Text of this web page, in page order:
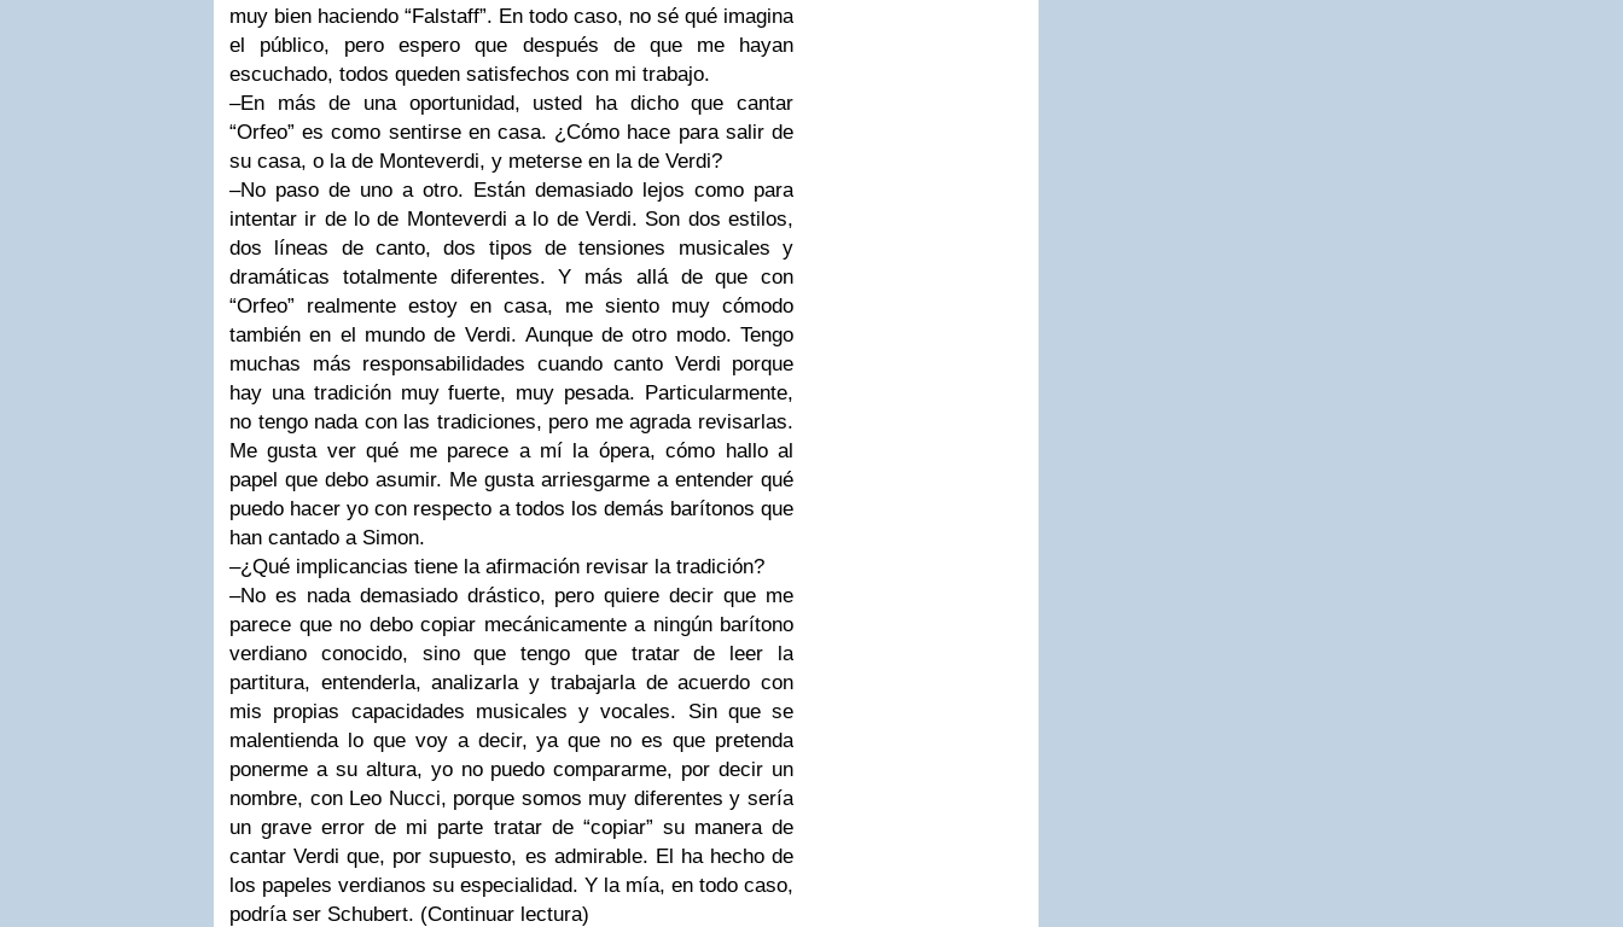
muy bien haciendo “Falstaff”. En todo caso, no sé qué imagina
el público, pero espero que después de que me hayan
escuchado, todos queden satisfechos con mi trabajo.
–En más de una oportunidad, usted ha dicho que cantar
“Orfeo” es como sentirse en casa. ¿Cómo hace para salir de
su casa, o la de Monteverdi, y meterse en la de Verdi?
–No paso de uno a otro. Están demasiado lejos como para
intentar ir de lo de Monteverdi a lo de Verdi. Son dos estilos,
dos líneas de canto, dos tipos de tensiones musicales y
dramáticas totalmente diferentes. Y más allá de que con
“Orfeo” realmente estoy en casa, me siento muy cómodo
también en el mundo de Verdi. Aunque de otro modo. Tengo
muchas más responsabilidades cuando canto Verdi porque
hay una tradición muy fuerte, muy pesada. Particularmente,
no tengo nada con las tradiciones, pero me agrada revisarlas.
Me gusta ver qué me parece a mí la ópera, cómo hallo al
papel que debo asumir. Me gusta arriesgarme a entender qué
puedo hacer yo con respecto a todos los demás barítonos que
han cantado a Simon.
–¿Qué implicancias tiene la afirmación revisar la tradición?
–No es nada demasiado drástico, pero quiere decir que me
parece que no debo copiar mecánicamente a ningún barítono
verdiano conocido, sino que tengo que tratar de leer la
partitura, entenderla, analizarla y trabajarla de acuerdo con
mis propias capacidades musicales y vocales. Sin que se
malentienda lo que voy a decir, ya que no es que pretenda
ponerme a su altura, yo no puedo compararme, por decir un
nombre, con Leo Nucci, porque somos muy diferentes y sería
un grave error de mi parte tratar de “copiar” su manera de
cantar Verdi que, por supuesto, es admirable. El ha hecho de
los papeles verdianos su especialidad. Y la mía, en todo caso,
podría ser Schubert. (Continuar lectura)